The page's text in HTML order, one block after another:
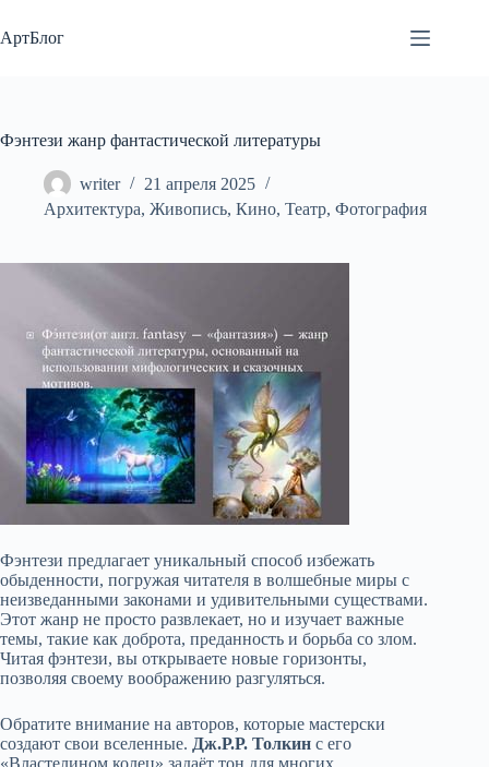
к
сути
АртБлог
Фэнтези жанр фантастической литературы
writer
21 апреля 2025
Архитектура, Живопись, Кино, Театр, Фотография
Фэнтези предлагает уникальный способ избежать
обыденности, погружая читателя в волшебные миры с
неизведанными законами и удивительными существами.
Этот жанр не просто развлекает, но и изучает важные
темы, такие как доброта, преданность и борьба со злом.
Читая фэнтези, вы открываете новые горизонты,
позволяя своему воображению разгуляться.
Обратите внимание на авторов, которые мастерски
создают свои вселенные. Дж.Р.Р. Толкин с его
«Властелином колец» задаёт тон для многих